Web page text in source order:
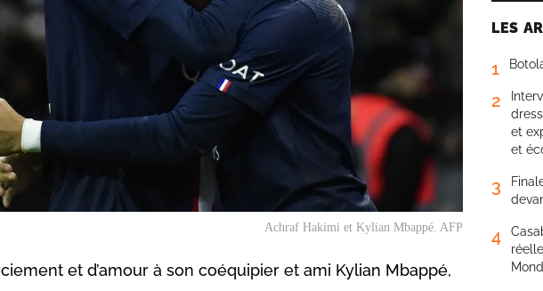
Achraf Hakimi et Kylian Mbappé. AFP
et d’amour à son coéquipier et ami Kylian Mbappé,
LES
1
2
et
et
3
4